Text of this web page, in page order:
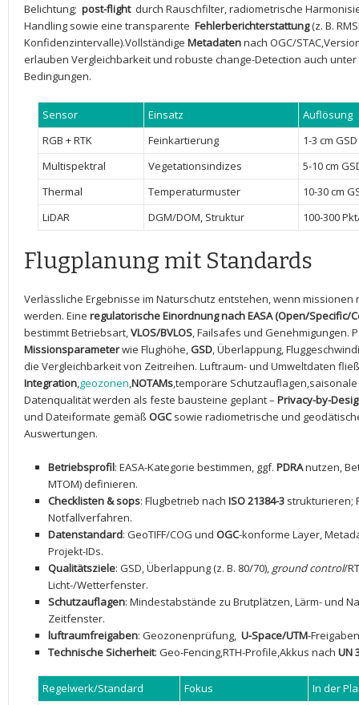
⁣Belichtung; ⁢ post-flight durch Rauschfilter, radiometrische
Handling sowie eine transparente ​ Fehlerberichterstattung(z. B.
Konfidenzintervalle).Vollständige Metadatennach ⁤OGC/
erlauben Vergleichbarkeit‌ und‌ robuste change-Detection auch
Bedingungen.
Sensor Einsatz
Auflösung
RGB + RTK
Feinkartierung
1-3 cm GSD
Multispektral
Vegetationsindizes
5-10 ⁣cm
Thermal
Temperaturmuster
10-30 cm
LiDAR
DGM/DOM, ⁣Struktur 100-300
Flugplanung mit Standards
Verlässliche Ergebnisse im Naturschutz entstehen,⁢ wenn
werden. Eine regulatorische⁤ Einordnung nach EASA (Open/Specific/
bestimmt Betriebsart,VLOS/BVLOS, Failsafes und​ Genehmigungen.​
Missionsparameterwie Flughöhe, GSD, Überlappung,​
die Vergleichbarkeit von Zeitreihen. Luftraum- und ⁣Umweltdaten
Integration,geozonen,NOTAMs,temporäre
Datenqualität werden als ​feste bausteine geplant – Privacy-by-
‌und‌ Dateiformate gemäß OGCsowie radiometrische und
Auswertungen.
Betriebsprofil: EASA-Kategorie bestimmen, ggf. PDRAnutzen,
MTOM) definieren.
Checklisten &⁣ sops: ‍Flugbetrieb nach ISO 21384-3 ‍strukturieren;
Notfallverfahren.
Datenstandard: GeoTIFF/COG und OGC-konforme Layer,
⁢Projekt-IDs.
Qualitätsziele: GSD, Überlappung⁢ (z. B. 80/70), ground control/
Licht-/Wetterfenster.
Schutzauflagen: Mindestabstände zu ‌Brutplätzen, Lärm- und‌
Zeitfenster.
luftraumfreigaben: Geozonenprüfung, ‍ U-Space/UTM-
Technische Sicherheit: Geo-Fencing,RTH-Profile,Akkus nach UN
Regelwerk/Standard Fokus
In der